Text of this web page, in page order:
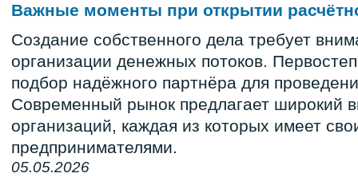
Важные моменты при открытии
Создание собственного дела требует
организации денежных потоков.
подбор надёжного партнёра для
Современный рынок предлагает широкий
организаций, каждая из которых имеет
предпринимателями.
05.05.2026